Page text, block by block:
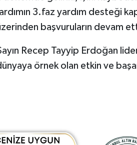
3.faz yardım desteği
başvuruların devam
Recep Tayyip Erdoğan
örnek olan etkin ve